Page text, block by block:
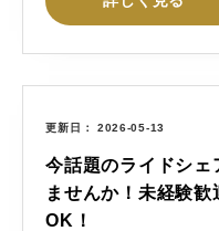
更新日 2026-05-13
今話題のライドシェ
ませんか！未経験
OK！